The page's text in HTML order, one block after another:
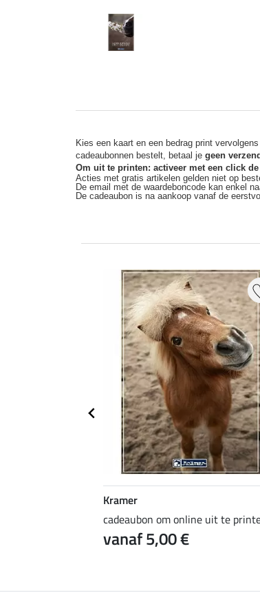
Kies een kaart en een bedrag print
cadeaubonnen bestelt, betaal je geen
Om uit te printen: activeer met een click
Acties met gratis artikelen gelden niet op
De email met de waardeboncode kan enkel
De cadeaubon is na aankoop vanaf de
Kramer
cadeaubon om online uit te
vanaf 5,00 €